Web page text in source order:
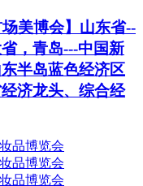
场美博会】山东省--
，青岛---中国新
半岛蓝色经济区
济龙头、综合经
品博览会
品博览会
品博览会